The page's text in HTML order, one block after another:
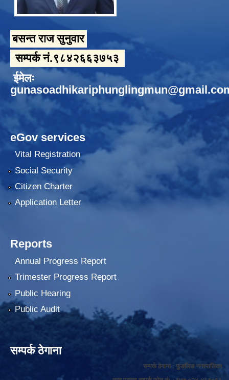
बसन्त राज सुनुवार
सम्पर्क नं.९८४२६६३७५३
ईमेलः
eGov services
Vital Registration
Social Security
Citizen Charter
Application Letter
Reports
Annual Progress Report
Trimester Progress Report
Public Hearing
Public Audit
सम्पर्क ठेगाना
सम्पर्क ठेगाना : फुङलिङ नगरपालिका